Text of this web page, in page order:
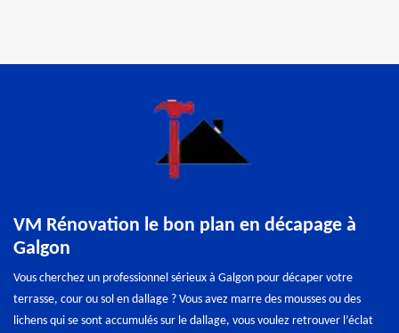
VM Rénovation le bon plan en décapage à
Galgon
Vous cherchez un professionnel sérieux à Galgon pour décaper votre
terrasse, cour ou sol en dallage ? Vous avez marre des mousses ou des
lichens qui se sont accumulés sur le dallage, vous voulez retrouver l’éclat